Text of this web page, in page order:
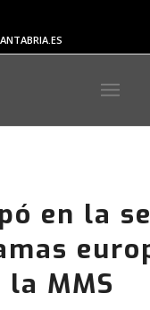
en la
MMS